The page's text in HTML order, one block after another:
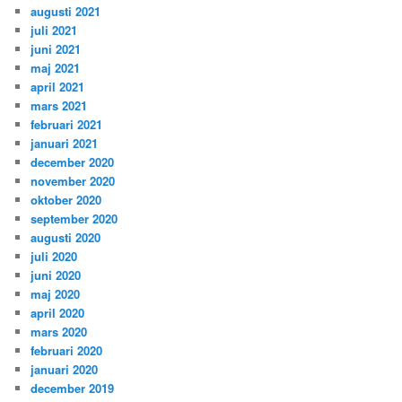
augusti 2021
juli 2021
juni 2021
maj 2021
april 2021
mars 2021
februari 2021
januari 2021
december 2020
november 2020
oktober 2020
september 2020
augusti 2020
juli 2020
juni 2020
maj 2020
april 2020
mars 2020
februari 2020
januari 2020
december 2019